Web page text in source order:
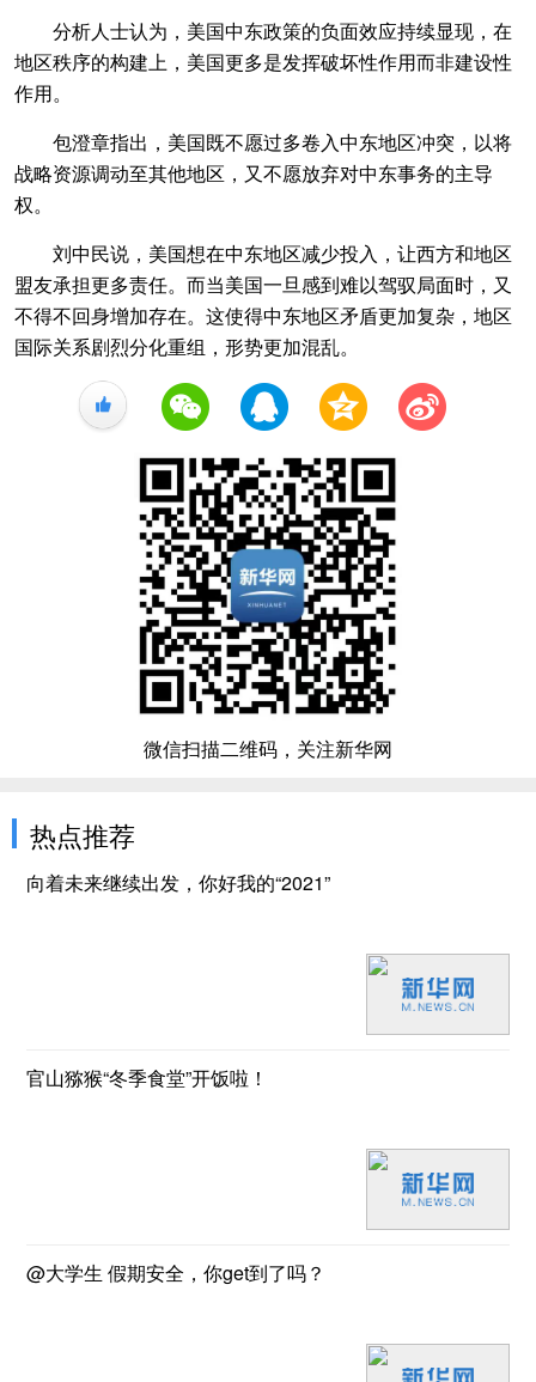
分析人士认为，美国中东政策的负面效应持续显现，在
地区秩序的构建上，美国更多是发挥破坏性作用而非建设性
作用。
包澄章指出，美国既不愿过多卷入中东地区冲突，以将
战略资源调动至其他地区，又不愿放弃对中东事务的主导
权。
刘中民说，美国想在中东地区减少投入，让西方和地区
盟友承担更多责任。而当美国一旦感到难以驾驭局面时，又
不得不回身增加存在。这使得中东地区矛盾更加复杂，地区
国际关系剧烈分化重组，形势更加混乱。
+1
微信扫描二维码，关注新华网
热点推荐
向着未来继续出发，你好我的“2021”
官山猕猴“冬季食堂”开饭啦！
@大学生 假期安全，你get到了吗？